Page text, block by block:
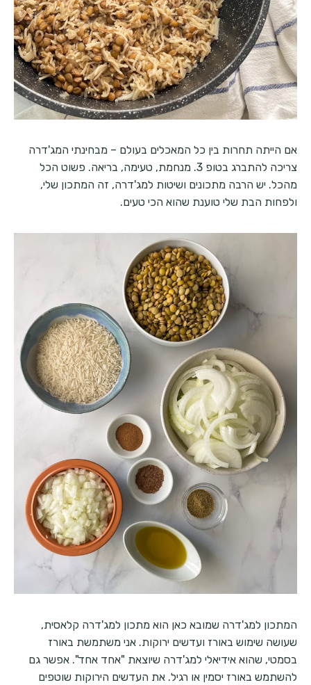
אם הייתה תחרות בין כל המאכלים בעולם – מבחינתי המג'דרה
צריכה להתברג בטופ 3. מנחמת, טעימה, בריאה. פשוט הכל
מהכל. יש הרבה מתכונים ושיטות למג'דרה, זה המתכון שלי,
ולפחות הבת שלי טוענת שהוא הכי טעים.
המתכון למג'דרה שמובא כאן הוא מתכון למג'דרה קלאסית,
שעושה שימוש באורז ועדשים ירוקות. אני משתמשת באורז
בסמטי, שהוא אידיאלי למג'דרה שיוצאת "אחד אחד". אפשר גם
להשתמש באורז יסמין או רגיל. את העדשים הירוקות שוטפים